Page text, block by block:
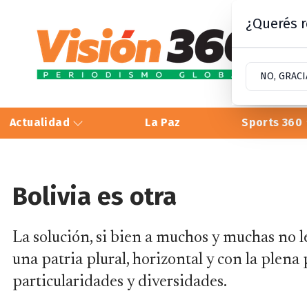
Actualidad La Paz Sports 360
Bolivia es otra
La solución, si bien a muchos y muchas no
una patria plural, horizontal y con la plena
particularidades y diversidades.
¿Querés
NO,